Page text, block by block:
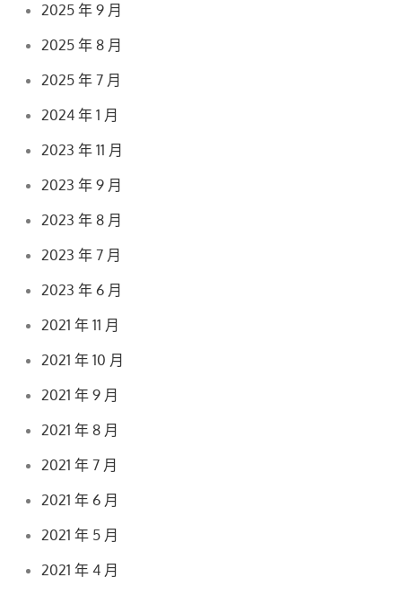
2025 年 9 月
2025 年 8 月
2025 年 7 月
2024 年 1 月
2023 年 11 月
2023 年 9 月
2023 年 8 月
2023 年 7 月
2023 年 6 月
2021 年 11 月
2021 年 10 月
2021 年 9 月
2021 年 8 月
2021 年 7 月
2021 年 6 月
2021 年 5 月
2021 年 4 月